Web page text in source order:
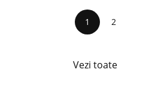
1 2
Vezi toate